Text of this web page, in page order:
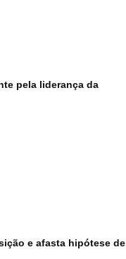
pela liderança da
e afasta hipótese de